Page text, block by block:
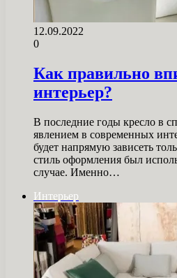
12.09.2022
0
Как правильно
интерьер?
В последние годы кресло в
явлением в современных
будет напрямую зависеть
стиль оформления был
случае. Именно…
Интерьер